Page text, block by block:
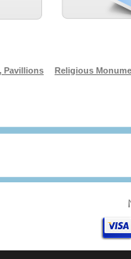
Pavillions Religious